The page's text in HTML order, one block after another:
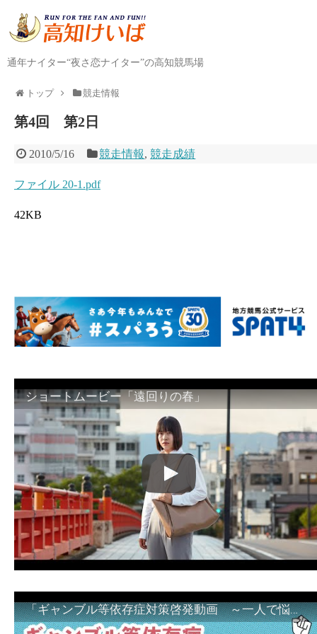
通年ナイター“夜さ恋ナイター”の高知競馬場
トップ 競走情報
第4回 第2日
2010/5/16 競走情報,競走成績
ファイル 20-1.pdf
42KB
ショートムービー「遠回りの春」
「ギャンブル等依存症対策啓発動画 ～一人で悩まず、家族で悩まず、まず！相談機関へ～」